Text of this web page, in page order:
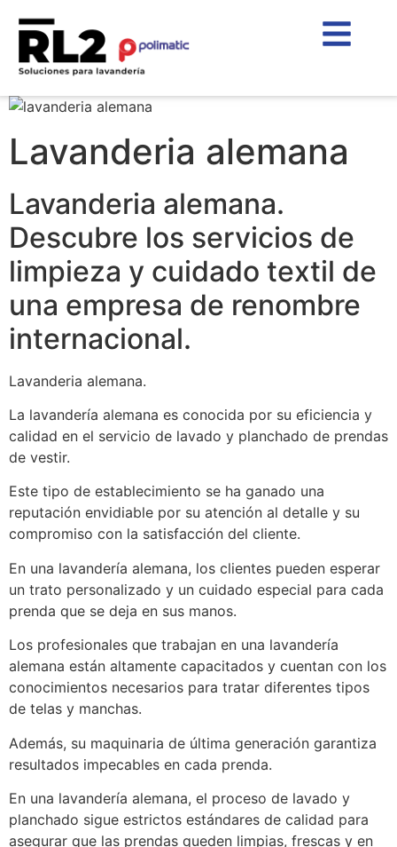
Lavanderia alemana
Lavanderia alemana.
Descubre los servicios de
limpieza y cuidado textil de
una empresa de renombre
internacional.
Lavanderia alemana.
La lavandería alemana es conocida por su eficiencia y
calidad en el servicio de lavado y planchado de prendas
de vestir.
Este tipo de establecimiento se ha ganado una
reputación envidiable por su atención al detalle y su
compromiso con la satisfacción del cliente.
En una lavandería alemana, los clientes pueden esperar
un trato personalizado y un cuidado especial para cada
prenda que se deja en sus manos.
Los profesionales que trabajan en una lavandería
alemana están altamente capacitados y cuentan con los
conocimientos necesarios para tratar diferentes tipos
de telas y manchas.
Además, su maquinaria de última generación garantiza
resultados impecables en cada prenda.
En una lavandería alemana, el proceso de lavado y
planchado sigue estrictos estándares de calidad para
asegurar que las prendas queden limpias, frescas y en